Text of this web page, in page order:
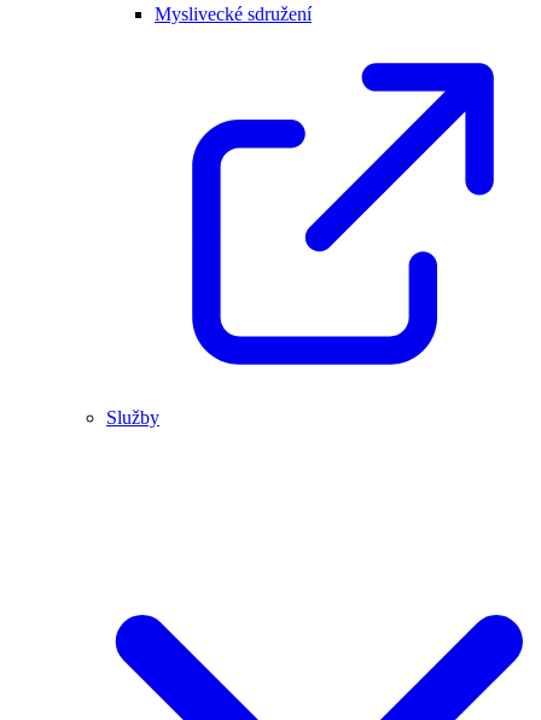
Myslivecké sdružení
Služby